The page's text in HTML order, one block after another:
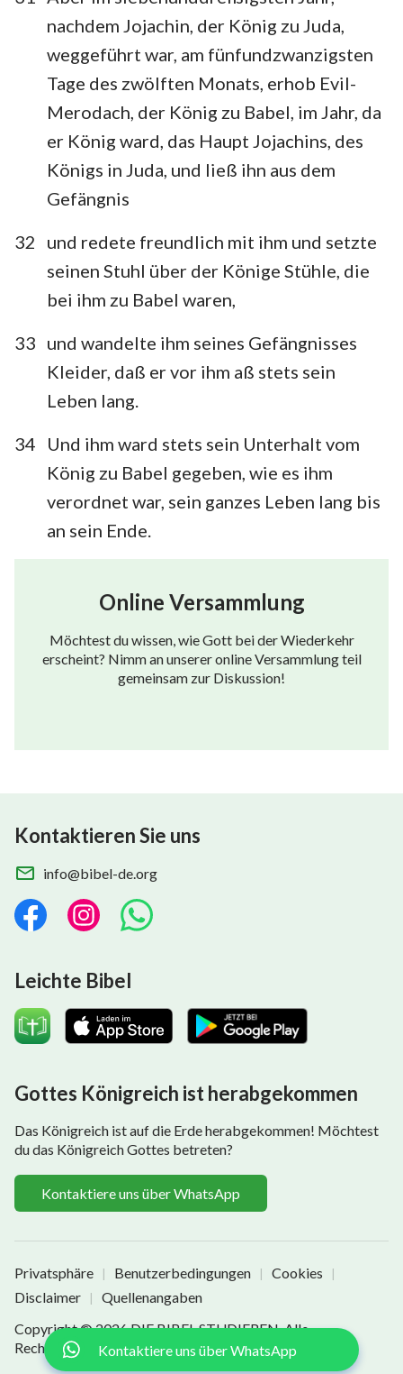
nachdem Jojachin, der König zu Juda,
weggeführt war, am fünfundzwanzigsten
Tage des zwölften Monats, erhob Evil-
Merodach, der König zu Babel, im Jahr, da
er König ward, das Haupt Jojachins, des
Königs in Juda, und ließ ihn aus dem
Gefängnis
32
und redete freundlich mit ihm und setzte
seinen Stuhl über der Könige Stühle, die
bei ihm zu Babel waren,
33 und wandelte ihm seines Gefängnisses
Kleider, daß er vor ihm aß stets sein
Leben lang.
34
Und ihm ward stets sein Unterhalt vom
König zu Babel gegeben, wie es ihm
verordnet war, sein ganzes Leben lang bis
an sein Ende.
Online Versammlung
Möchtest du wissen, wie Gott bei der Wiederkehr
erscheint? Nimm an unserer online Versammlung teil
gemeinsam zur Diskussion!
Kontaktieren Sie uns
info@bibel-de.org
Leichte Bibel
Gottes Königreich ist herabgekommen
Das Königreich ist auf die Erde herabgekommen! Möchtest
du das Königreich Gottes betreten?
Kontaktiere uns über WhatsApp
Privatsphäre | Benutzerbedingungen | Cookies |
Disclaimer |
Quellenangaben
Copyright © 2026DIE BIBEL STUDIEREN. Alle
Rechte vorbehalten.Kontaktiere uns über WhatsApp